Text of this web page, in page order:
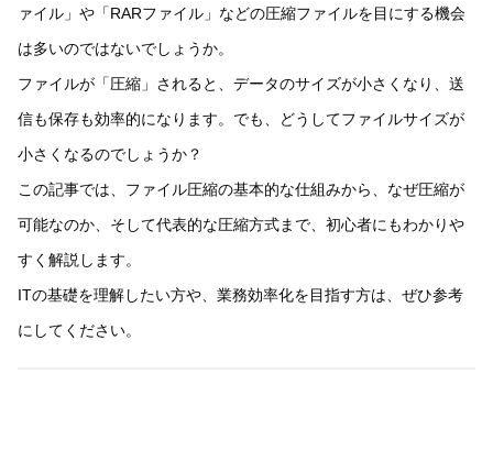
ァイル」や「RARファイル」などの圧縮ファイルを目にする機会
は多いのではないでしょうか。
ファイルが「圧縮」されると、データのサイズが小さくなり、送
信も保存も効率的になります。でも、どうしてファイルサイズが
小さくなるのでしょうか？
この記事では、ファイル圧縮の基本的な仕組みから、なぜ圧縮が
可能なのか、そして代表的な圧縮方式まで、初心者にもわかりや
すく解説します。
ITの基礎を理解したい方や、業務効率化を目指す方は、ぜひ参考
にしてください。